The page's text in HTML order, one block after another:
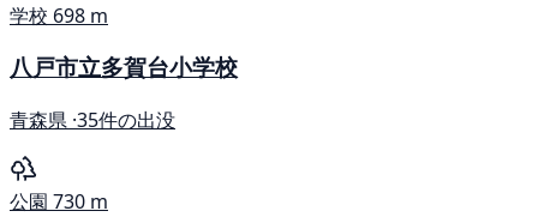
学校 698 m
八戸市立多賀台小学校
青森県 ·35件の出没
公園 730 m